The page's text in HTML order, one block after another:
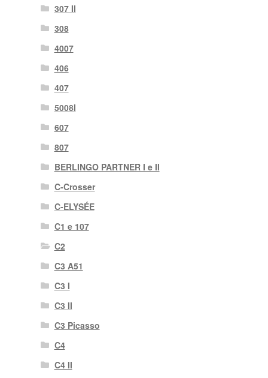
307 II
308
4007
406
407
5008I
607
807
BERLINGO PARTNER I e II
C-Crosser
C-ELYSÉE
C1 e 107
C2
C3 A51
C3 I
C3 II
C3 Picasso
C4
C4 II